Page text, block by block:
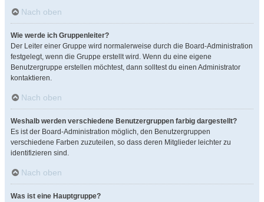
Nach oben
Wie werde ich Gruppenleiter?
Der Leiter einer Gruppe wird normalerweise durch die Board-Administration
festgelegt, wenn die Gruppe erstellt wird. Wenn du eine eigene
Benutzergruppe erstellen möchtest, dann solltest du einen Administrator
kontaktieren.
Nach oben
Weshalb werden verschiedene Benutzergruppen farbig dargestellt?
Es ist der Board-Administration möglich, den Benutzergruppen
verschiedene Farben zuzuteilen, so dass deren Mitglieder leichter zu
identifizieren sind.
Nach oben
Was ist eine Hauptgruppe?